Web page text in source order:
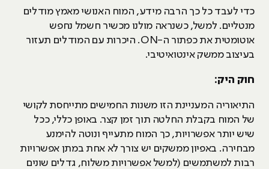
כדי לעבד כל כך הרבה מידע, המוח האנושי מאמץ מודלים
מנטליים. למשל, כשנראה מולנו מכשיר חשמל נחפש
אוטומטית את כפתור ה-ON. היכרות עם המודלים תעזור
בעיצוב ממשק אינטואיטיבי.
חוק היק:
התיאוריה המעניינת הזו משנות החמישים מתייחסת לקושי
של המוח בקבלת החלטה תוך זמן קצר. באופן כללי, ככל
שיש יותר אפשרויות, כך המוח מתעייף ונוטה להימנע
מבחירה. באפיון ממשקים יש צורך לא אחת במתן אפשרויות
רבות למשתמשים (למשל אפשרויות משלוח, גדלים שונים